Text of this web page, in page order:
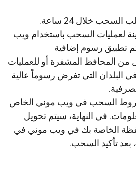
خلال 24 ساعة.
لعمليات السحب باستخدام ويب
تطبيق رسوم إضافية
من المحافظ المشفرة أو للعمليات
البلدان التي تفرض رسوماً عالية
السحب في ويب موني الخاص
في النهاية، سيتم تحويل
الخاصة بك في ويب موني في
تأكيد السحب.